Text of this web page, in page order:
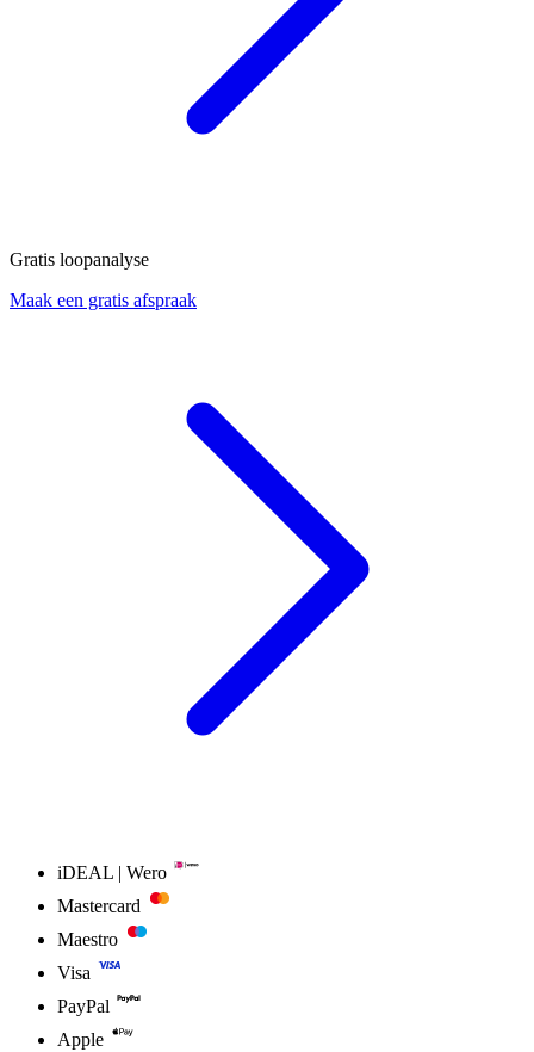
Gratis loopanalyse
Maak een gratis afspraak
iDEAL | Wero
Mastercard
Maestro
Visa
PayPal
Apple